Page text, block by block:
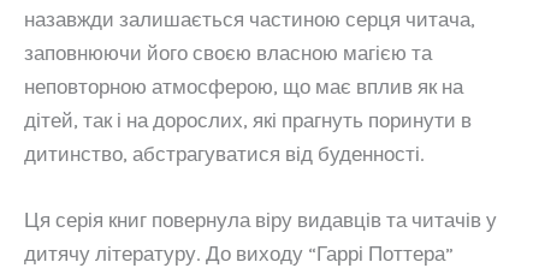
назавжди залишається частиною серця читача,
заповнюючи його своєю власною магією та
неповторною атмосферою, що має вплив як на
дітей, так і на дорослих, які прагнуть поринути в
дитинство, абстрагуватися від буденності.
Ця серія книг повернула віру видавців та читачів у
дитячу літературу. До виходу “Гаррі Поттера”